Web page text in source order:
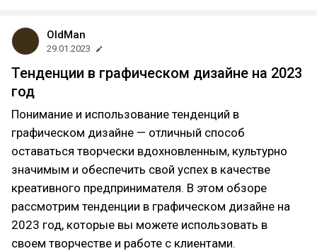
OldMan
29.01.2023
Тенденции в графическом дизайне на 2023
год
Понимание и использование тенденций в
графическом дизайне — отличный способ
оставаться творчески вдохновленным, культурно
значимым и обеспечить свой успех в качестве
креативного предпринимателя. В этом обзоре
рассмотрим тенденции в графическом дизайне на
2023 год, которые вы можете использовать в
своем творчестве и работе с клиентами.